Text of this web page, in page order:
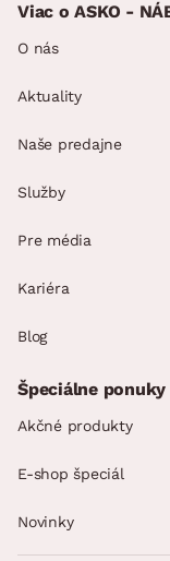
Viac o ASKO -
O nás
Aktuality
Naše predajne
Služby
Pre média
Kariéra
Blog
Špeciálne ponuky
Akčné produkty
E-shop špeciál
Novinky